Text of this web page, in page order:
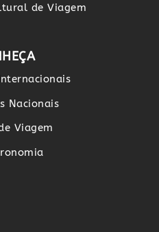
de Viagem
Nacionais
Viagem